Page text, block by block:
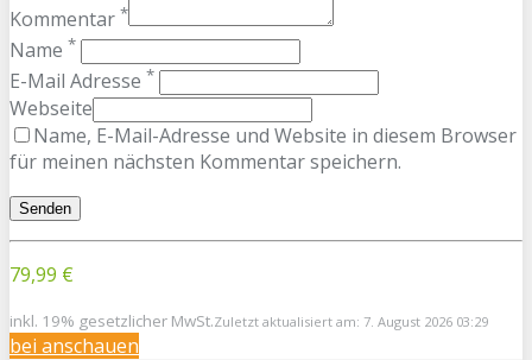
Kommentar *
Name *
E-Mail Adresse *
Webseite
Name, E-Mail-Adresse und Website in diesem Browser
für meinen nächsten Kommentar speichern.
79,99 €
inkl. 19% gesetzlicher MwSt.Zuletzt aktualisiert am: 7. August 2026 03:29
bei anschauen